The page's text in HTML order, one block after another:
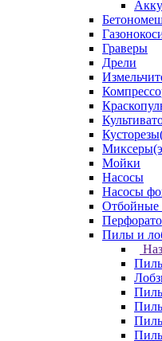
Граверы
Дрели
Мойки
Насосы
Насосы
Отбойные
Пилы и